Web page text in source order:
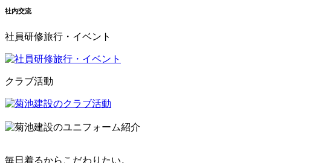
社内交流
社員研修旅行・イベント
クラブ活動
毎日着るからこだわりたい。